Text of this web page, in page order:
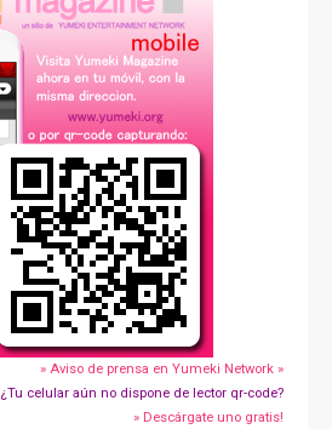
» Aviso de prensa en Yumeki Network »
¿Tu celular aún no dispone de lector qr-code?
» Descárgate uno gratis!